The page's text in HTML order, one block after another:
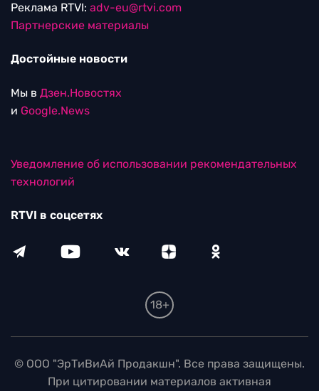
Реклама RTVI: adv-eu@rtvi.com
Партнерские материалы
Достойные новости
Мы в Дзен.Новостях
и Google.News
Уведомление об использовании рекомендательных
технологий
RTVI в соцсетях
18+
© ООО "ЭрТиВиАй Продакшн". Все права защищены.
При цитировании материалов активная